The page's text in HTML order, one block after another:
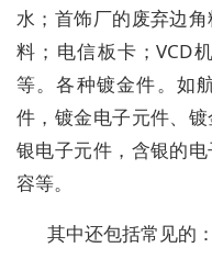
水；首饰厂的废弃边
料；电信板卡；VCD
等。各种镀金件。如
件，镀金电子元件、
银电子元件，含银的
容等。
其中还包括常见的：